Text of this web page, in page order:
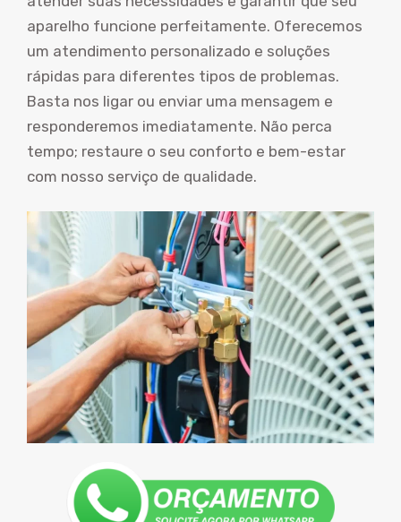
aparelho funcione perfeitamente. Oferecemos
um atendimento personalizado e soluções
rápidas para diferentes tipos de problemas.
Basta nos ligar ou enviar uma mensagem e
responderemos imediatamente. Não perca
tempo; restaure o seu conforto e bem-estar
com nosso serviço de qualidade.